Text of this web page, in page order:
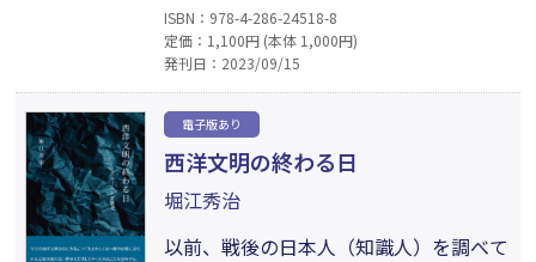
た。ただ一度それを外れ、原子が本音の
ようなものを見せたことがあった。
「私、あなたが藤原と名乗ったとき嫌な
顔しなかった？」「した」とは言えなか
ったから「そんなことないよ」と言っ
た。「私、藤原兼家って男、大嫌いな
の」「そいつどこの奴だい？」「どこっ
て昔の人よ」
ISBN：978-4-286-24518-8
定価：1,100円 (本体 1,000円)
発刊日：2023/09/15
電子版あり
西洋文明の終わる日
堀江秀治
以前、戦後の日本人（知識人）を調べて